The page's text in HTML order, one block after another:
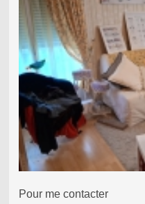
Pour me contacter